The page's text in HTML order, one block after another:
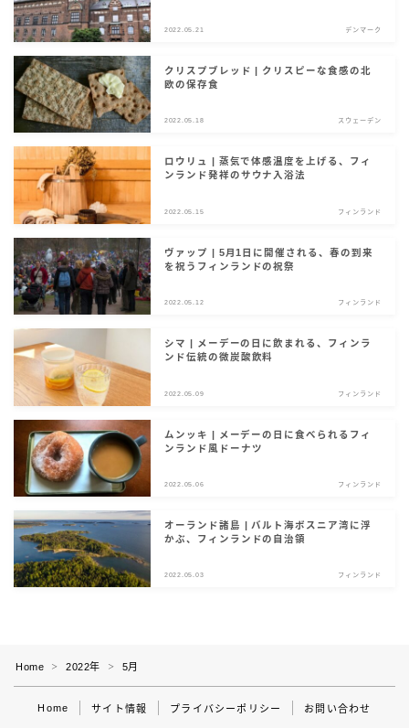
2022.05.21 デンマーク
クリスプブレッド | クリスピーな食感の北
欧の保存食
2022.05.18 スウェーデン
ロウリュ | 蒸気で体感温度を上げる、フィ
ンランド発祥のサウナ入浴法
2022.05.15 フィンランド
ヴァップ | 5月1日に開催される、春の到来
を祝うフィンランドの祝祭
2022.05.12 フィンランド
シマ | メーデーの日に飲まれる、フィンラ
ンド伝統の微炭酸飲料
2022.05.09 フィンランド
ムンッキ | メーデーの日に食べられるフィ
ンランド風ドーナツ
2022.05.06 フィンランド
オーランド諸島 | バルト海ボスニア湾に浮
かぶ、フィンランドの自治領
2022.05.03 フィンランド
Home ＞ 2022年 ＞ 5月
Home サイト情報 プライバシーポリシー お問い合わせ